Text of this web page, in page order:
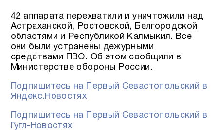
42 аппарата перехватили и уничтожили над
Астраханской, Ростовской, Белгородской
областями и Республикой Калмыкия. Все
они были устранены дежурными
средствами ПВО. Об этом сообщили в
Министерстве обороны России.
Подпишитесь на Первый Севастопольский в
Яндекс.Новостях
Подпишитесь на Первый Севастопольский в
Гугл-Новостях